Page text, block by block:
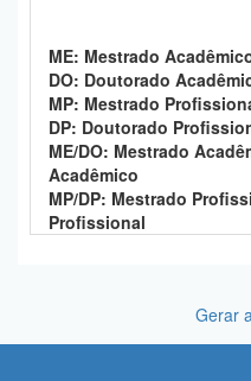
ME: Mestrado
DO: Doutorado
MP: Mestrado
DP: Doutorado
ME/DO: Mestrado
Acadêmico
MP/DP: Mestrado
Profissional
Gerar